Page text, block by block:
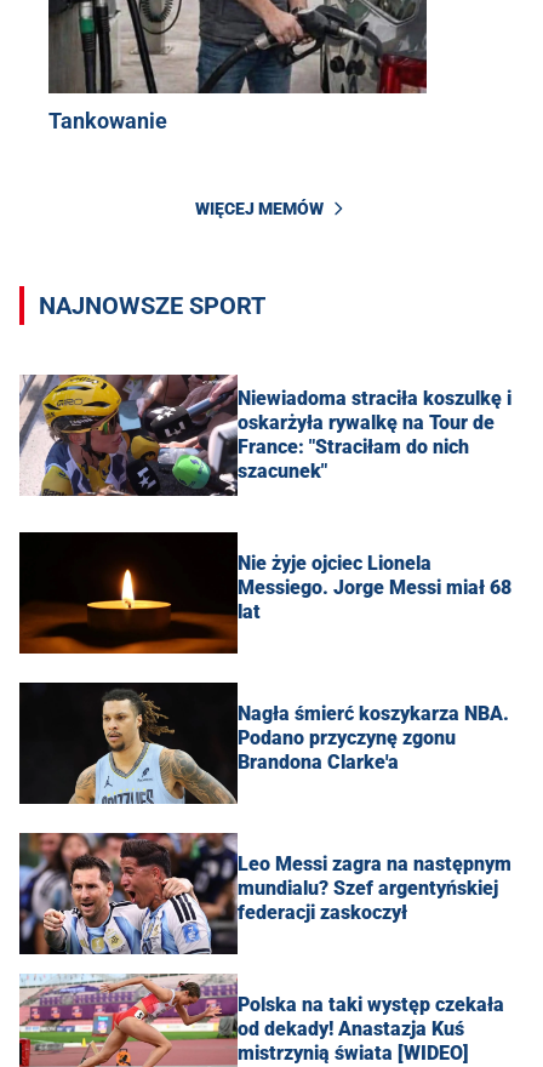
Tankowanie
WIĘCEJ MEMÓW
NAJNOWSZE SPORT
Niewiadoma straciła koszulkę i
oskarżyła rywalkę na Tour de
France: "Straciłam do nich
szacunek"
Nie żyje ojciec Lionela
Messiego. Jorge Messi miał 68
lat
Nagła śmierć koszykarza NBA.
Podano przyczynę zgonu
Brandona Clarke'a
Leo Messi zagra na następnym
mundialu? Szef argentyńskiej
federacji zaskoczył
Polska na taki występ czekała
od dekady! Anastazja Kuś
mistrzynią świata [WIDEO]